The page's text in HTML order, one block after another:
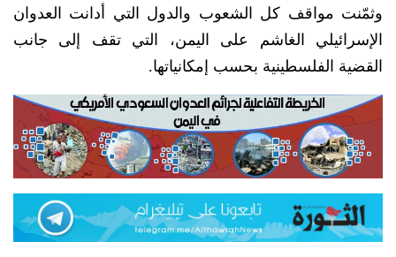
وثمّنت مواقف كل الشعوب والدول التي أدانت العدوان
الإسرائيلي الغاشم على اليمن، التي تقف إلى جانب
القضية الفلسطينية بحسب إمكانياتها.